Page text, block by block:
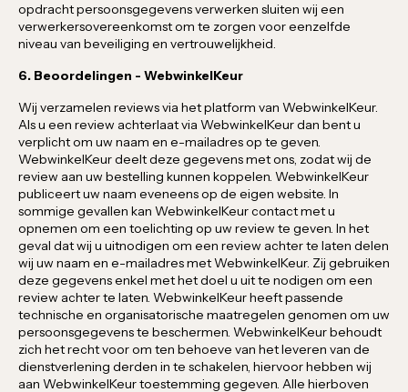
opdracht persoonsgegevens verwerken sluiten wij een
verwerkersovereenkomst om te zorgen voor eenzelfde
niveau van beveiliging en vertrouwelijkheid.
6. Beoordelingen - WebwinkelKeur
Wij verzamelen reviews via het platform van WebwinkelKeur.
Als u een review achterlaat via WebwinkelKeur dan bent u
verplicht om uw naam en e-mailadres op te geven.
WebwinkelKeur deelt deze gegevens met ons, zodat wij de
review aan uw bestelling kunnen koppelen. WebwinkelKeur
publiceert uw naam eveneens op de eigen website. In
sommige gevallen kan WebwinkelKeur contact met u
opnemen om een toelichting op uw review te geven. In het
geval dat wij u uitnodigen om een review achter te laten delen
wij uw naam en e-mailadres met WebwinkelKeur. Zij gebruiken
deze gegevens enkel met het doel u uit te nodigen om een
review achter te laten. WebwinkelKeur heeft passende
technische en organisatorische maatregelen genomen om uw
persoonsgegevens te beschermen. WebwinkelKeur behoudt
zich het recht voor om ten behoeve van het leveren van de
dienstverlening derden in te schakelen, hiervoor hebben wij
aan WebwinkelKeur toestemming gegeven. Alle hierboven